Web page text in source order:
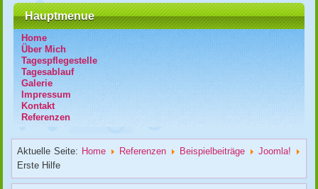
Hauptmenue
Home
Über Mich
Tagespflegestelle
Tagesablauf
Galerie
Impressum
Kontakt
Referenzen
Aktuelle Seite: Home Referenzen Beispielbeiträge
Joomla!
Erste Hilfe